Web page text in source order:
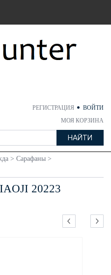
РЕГИСТРАЦИЯ
ВОЙТИ
МОЯ КОРЗИНА
> Сарафаны >
20223